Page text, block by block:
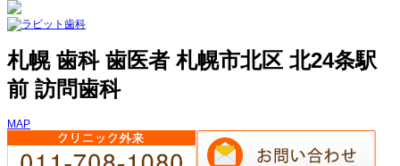
札幌 歯科 歯医者 札幌市北区 北24条駅
前 訪問歯科
MAP